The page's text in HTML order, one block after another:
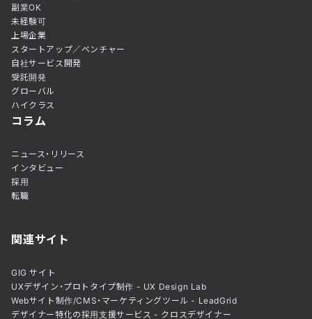
副業OK
未経験可
上場企業
スタートアップ／ベンチャー
自社サービス開発
受託開発
グローバル
ハイクラス
コラム
ニュース・リリース
インタビュー
採用
転職
関連サイト
GIG サイト
UXデザイン・プロトタイプ制作 - UX Design Lab
Webサイト制作/CMS・マーケティングツール - LeadGrid
デザイナー特化の採用支援サービス - クロスデザイナー